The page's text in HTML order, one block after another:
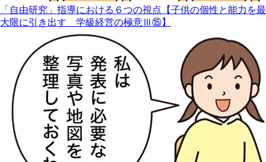
「自由研究」指導における６つの視点【子供の個性と能力を最
大限に引き出す 学級経営の極意Ⅲ⑮】